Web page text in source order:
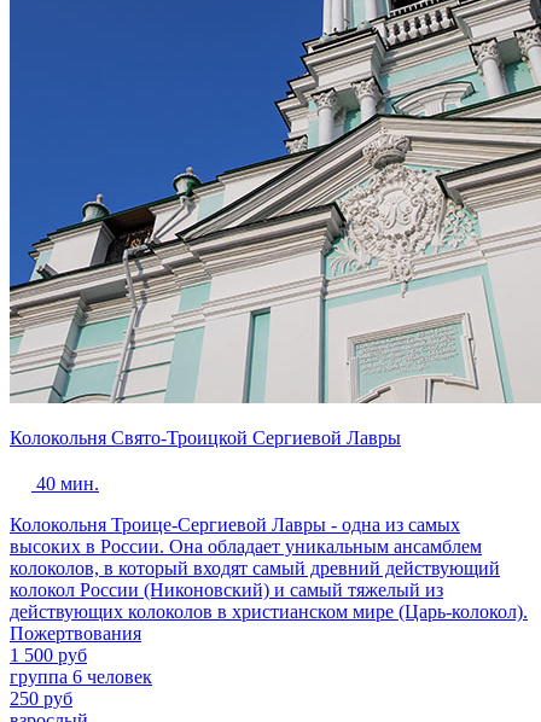
Колокольня Свято-Троицкой Сергиевой Лавры
40 мин.
Колокольня Троице-Сергиевой Лавры - одна из самых
высоких в России. Она обладает уникальным ансамблем
колоколов, в который входят самый древний действующий
колокол России (Никоновский) и самый тяжелый из
действующих колоколов в христианском мире (Царь-колокол).
Пожертвования
1 500 руб
группа 6 человек
250 руб